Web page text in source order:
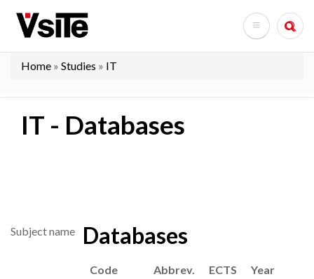
Search
Home Studies IT
IT - Databases
Subject name Databases
Code
Abbrev.
ECTS
Year